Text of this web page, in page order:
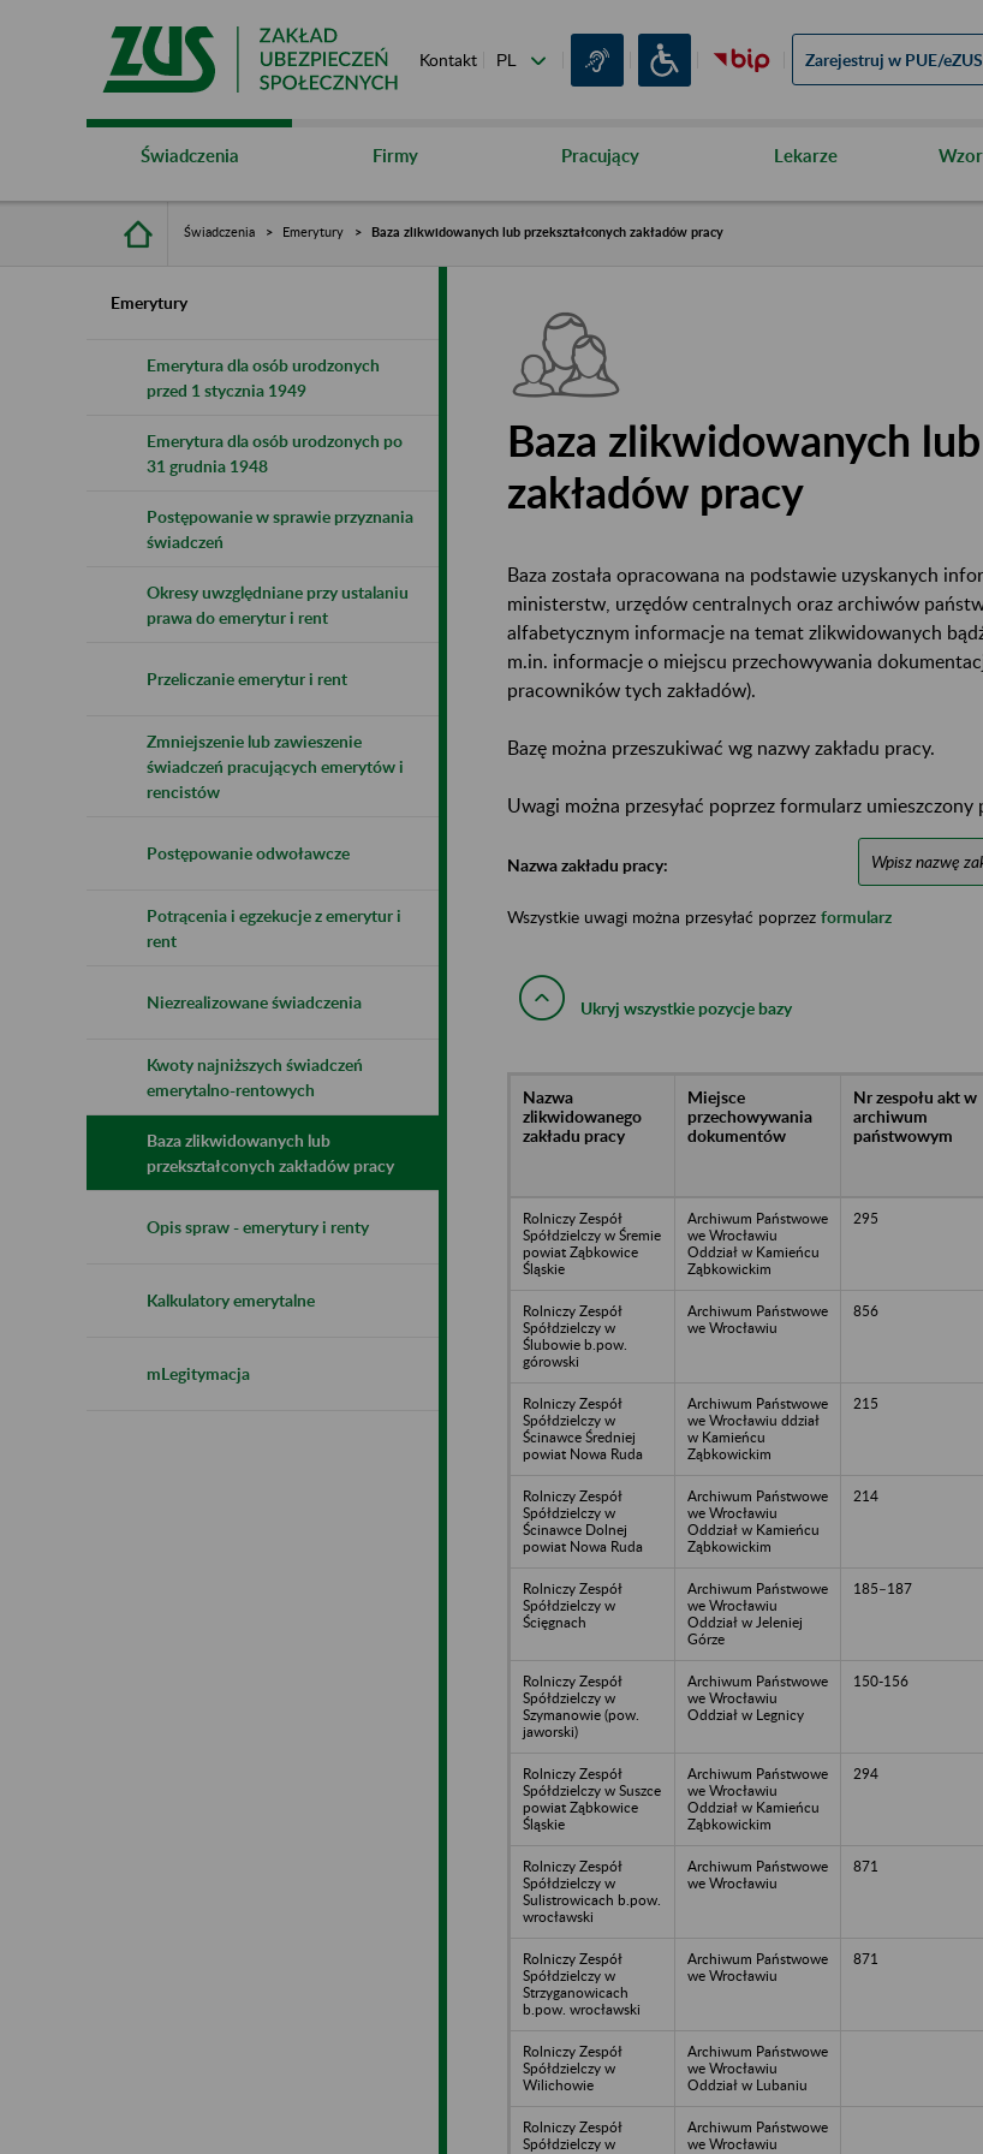
Kontakt Zarejestruj w PUE/eZUS
Świadczenia Firmy Pracujący Lekarze
Świadczenia Emerytury Baza zlikwidowanych lub przekształconych zakładów pracy
Emerytury
Emerytura dla osób urodzonych
przed 1 stycznia 1949
Emerytura dla osób urodzonych po
31 grudnia 1948
Postępowanie w sprawie przyznania
świadczeń
Okresy uwzględniane przy ustalaniu
prawa do emerytur i rent
Przeliczanie emerytur i rent
Zmniejszenie lub zawieszenie
świadczeń pracujących emerytów i
rencistów
Postępowanie odwoławcze
Potrącenia i egzekucje z emerytur i
rent
Niezrealizowane świadczenia
Kwoty najniższych świadczeń
emerytalno-rentowych
Baza zlikwidowanych lub
przekształconych zakładów pracy
Opis spraw - emerytury i renty
Kalkulatory emerytalne
mLegitymacja
Baza zlikwidowanych
zakładów pracy
Baza została opracowana na podstawie uzyskanych
ministerstw, urzędów centralnych oraz archiwów
alfabetycznym informacje na temat zlikwidowanych
m.in. informacje o miejscu przechowywania
pracowników tych zakładów).
Bazę można przeszukiwać wg nazwy zakładu pracy.
Uwagi można przesyłać poprzez formularz umieszczony
Nazwa zakładu pracy:
Wszystkie uwagi można przesyłać poprzez formularz
Ukryj wszystkie pozycje bazy
Nazwa
zlikwidowanego
zakładu pracy
Miejsce
przechowywania
dokumentów
Nr zespołu akt w
archiwum
państwowym
Rolniczy Zespół
Spółdzielczy w Śremie
powiat Ząbkowice
Śląskie
Archiwum Państwowe
we Wrocławiu
Oddział w Kamieńcu
Ząbkowickim
295
Rolniczy Zespół
Spółdzielczy w
Ślubowie b.pow.
górowski
Archiwum Państwowe
we Wrocławiu
856
Rolniczy Zespół
Spółdzielczy w
Ścinawce Średniej
powiat Nowa Ruda
Archiwum Państwowe
we Wrocławiu ddział
w Kamieńcu
Ząbkowickim
215
Rolniczy Zespół
Spółdzielczy w
Ścinawce Dolnej
powiat Nowa Ruda
Archiwum Państwowe
we Wrocławiu
Oddział w Kamieńcu
Ząbkowickim
214
Rolniczy Zespół
Spółdzielczy w
Ścięgnach
Archiwum Państwowe
we Wrocławiu
Oddział w Jeleniej
Górze
185–187
Rolniczy Zespół
Spółdzielczy w
Szymanowie (pow.
jaworski)
Archiwum Państwowe
we Wrocławiu
Oddział w Legnicy
150-156
Rolniczy Zespół
Spółdzielczy w Suszce
powiat Ząbkowice
Śląskie
Archiwum Państwowe
we Wrocławiu
Oddział w Kamieńcu
Ząbkowickim
294
Rolniczy Zespół
Spółdzielczy w
Sulistrowicach b.pow.
wrocławski
Archiwum Państwowe
we Wrocławiu
871
Rolniczy Zespół
Spółdzielczy w
Strzyganowicach
b.pow. wrocławski
Archiwum Państwowe
we Wrocławiu
871
Rolniczy Zespół
Spółdzielczy w
Wilichowie
Archiwum Państwowe
we Wrocławiu
Oddział w Lubaniu
Rolniczy Zespół
Spółdzielczy w
Archiwum Państwowe
we Wrocławiu